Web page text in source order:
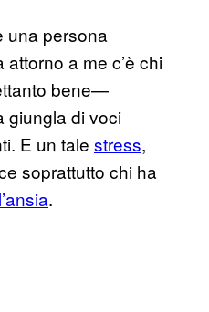
una persona
a me c’è chi
bene—
giungla di voci
E un tale stress,
soprattutto chi ha
l’ansia.